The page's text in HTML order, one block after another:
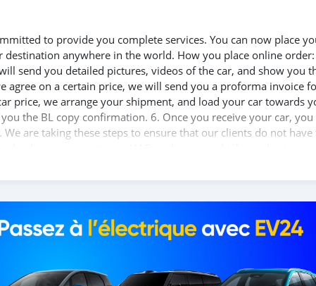
to provide you complete services. You can now place
anywhere in the world. How you place online
send you detailed pictures, videos of the car, and show you
agree on a certain price, we will send you a proforma invoice
price, we arrange your shipment, and load your car towards
the BL copy confirmation. 6. Once you receive your car, you
are taking these steps to ensure that our clients do not have
leading car exporters in UAE, and we put a high emphasize
you, and guide you towards the